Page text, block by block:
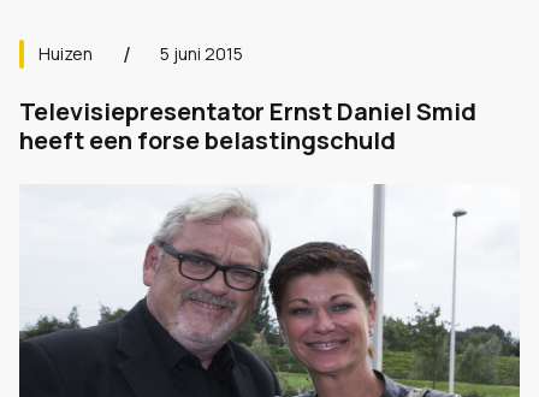
Huizen 5 juni 2015
Televisiepresentator Ernst Daniel Smid
heeft een forse belastingschuld